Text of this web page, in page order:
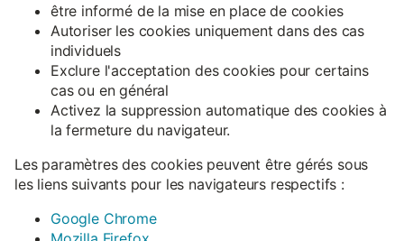
être informé de la mise en place de cookies
Autoriser les cookies uniquement dans des cas
individuels
Exclure l'acceptation des cookies pour certains
cas ou en général
Activez la suppression automatique des cookies à
la fermeture du navigateur.
Les paramètres des cookies peuvent être gérés sous
les liens suivants pour les navigateurs respectifs :
Google Chrome